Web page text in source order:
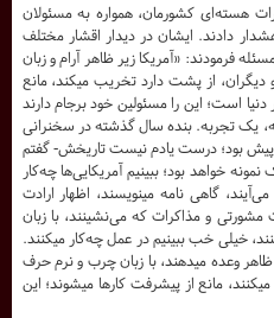
هسته‌ای کشورمان، همواره به مسئولان
دادند. ایشان در دیدار اقشار مختلف
با اشاره به این مسئله فرمودند: «آمریکا زیر ظاهر آرام و زبان
از پشت دارد تخریب میکند، مانع
است؛ این را مسئولین خود برجام دارند
یک تجربه. بنده سال گذشته در سخنرانی
پیش بود؛ درست یادم نیست تاریخش- گفتم
خواهد بود؛ ببینیم آمریکایی‌ها چه‌کار
گاهی نامه مینویسند، اظهار ارادت
مشورتی و مذاکرات که می‌نشینند، با زبان
خیلی خب ببینیم در عمل چه‌کار میکنند.
وعده میدهند، با زبان چرب و نرم حرف
مانع از پیشرفت کارها میشوند؛ این